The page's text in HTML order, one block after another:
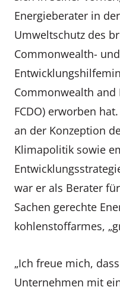
Energieberater in
Umweltschutz des
Commonwealth- und
Commonwealth
FCDO) erworben
an der Konzeption
Klimapolitik sowie
war er als Berater
Sachen gerechte
kohlenstoffarmes,
„Ich freue mich,
Unternehmen mit